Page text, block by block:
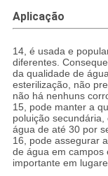
Aplicação
14, é usada e
diferentes.
da qualidade de
esterilização, não
não há nenhuns
15, pode manter a
poluição
água de até 30 por
16, pode assegurar
de água em campos
importante em